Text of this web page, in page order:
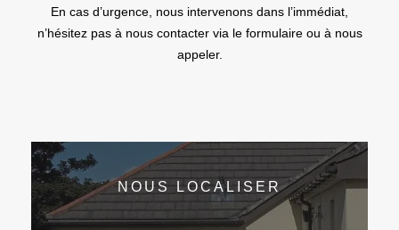
En cas d’urgence, nous intervenons dans l’immédiat,
n’hésitez pas à nous contacter via le formulaire ou à nous
appeler.
NOUS LOCALISER